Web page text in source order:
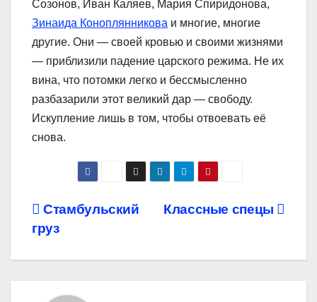
Созонов, Иван Каляев, Мария Спиридонова,
Зинаида Коноплянникова и многие, многие
другие. Они ― своей кровью и своими жизнями
― приблизили падение царского режима. Не их
вина, что потомки легко и бессмысленно
разбазарили этот великий дар ― свободу.
Искупление лишь в том, чтобы отвоевать её
снова.
Навигация
по
Классные спецы
Стамбульский
груз